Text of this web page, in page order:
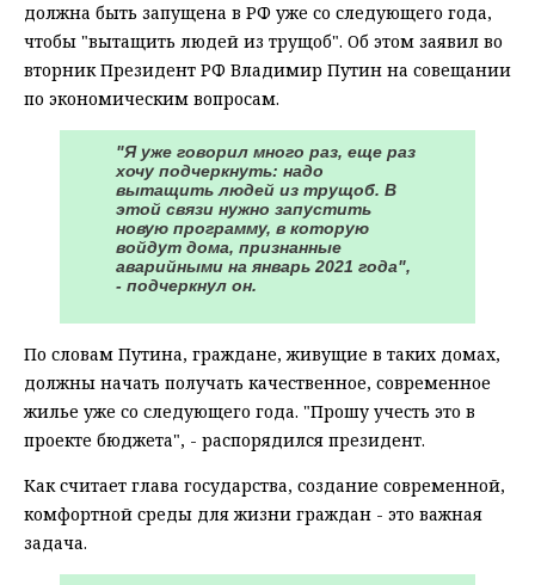
должна быть запущена в РФ уже со следующего года,
чтобы "вытащить людей из трущоб". Об этом заявил во
вторник Президент РФ Владимир Путин на совещании
по экономическим вопросам.
"Я уже говорил много раз, еще раз
хочу подчеркнуть: надо
вытащить людей из трущоб. В
этой связи нужно запустить
новую программу, в которую
войдут дома, признанные
аварийными на январь 2021 года",
- подчеркнул он.
По словам Путина, граждане, живущие в таких домах,
должны начать получать качественное, современное
жилье уже со следующего года. "Прошу учесть это в
проекте бюджета", - распорядился президент.
Как считает глава государства, создание современной,
комфортной среды для жизни граждан - это важная
задача.